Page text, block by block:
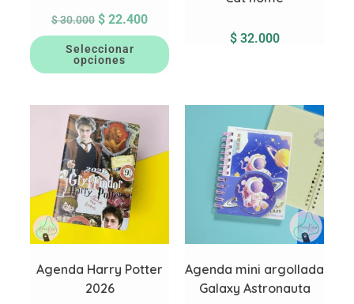
$30.000 $ 22.400
Seleccionar
opciones
$32.000
Agenda Harry Potter
2026
Agenda mini argollada
Galaxy Astronauta